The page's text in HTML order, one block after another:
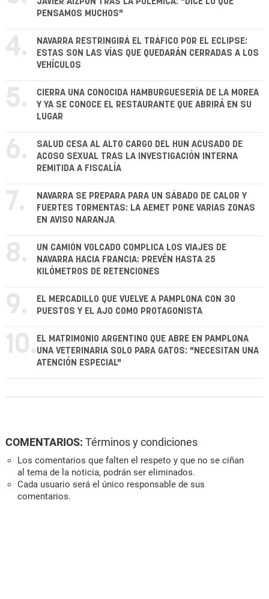
PENSAMOS MUCHOS"
4.
NAVARRA RESTRINGIRÁ EL TRÁFICO POR EL ECLIPSE:
ESTAS SON LAS VÍAS QUE QUEDARÁN CERRADAS A LOS
VEHÍCULOS
5.
CIERRA UNA CONOCIDA HAMBURGUESERÍA DE LA MOREA
Y YA SE CONOCE EL RESTAURANTE QUE ABRIRÁ EN SU
LUGAR
6.
SALUD CESA AL ALTO CARGO DEL HUN ACUSADO DE
ACOSO SEXUAL TRAS LA INVESTIGACIÓN INTERNA
REMITIDA A FISCALÍA
7.
NAVARRA SE PREPARA PARA UN SÁBADO DE CALOR Y
FUERTES TORMENTAS: LA AEMET PONE VARIAS ZONAS
EN AVISO NARANJA
8.
UN CAMIÓN VOLCADO COMPLICA LOS VIAJES DE
NAVARRA HACIA FRANCIA: PREVÉN HASTA 25
KILÓMETROS DE RETENCIONES
9.
EL MERCADILLO QUE VUELVE A PAMPLONA CON 30
PUESTOS Y EL AJO COMO PROTAGONISTA
10. EL MATRIMONIO ARGENTINO QUE ABRE EN PAMPLONA
UNA VETERINARIA SOLO PARA GATOS: "NECESITAN UNA
ATENCIÓN ESPECIAL"
COMENTARIOS: Términos y condiciones
Los comentarios que falten el respeto y que no se ciñan
al tema de la noticia, podrán ser eliminados.
Cada usuario será el único responsable de sus
comentarios.